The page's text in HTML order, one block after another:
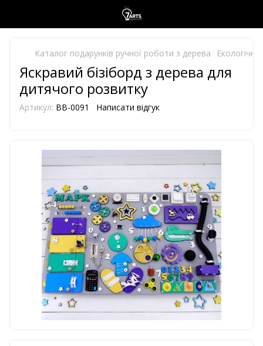
Каталог подарунків ручної роботи з дерева
Яскравий бізіборд з дерева для
дитячого розвитку
Артикул: BB-0091 Написати відгук